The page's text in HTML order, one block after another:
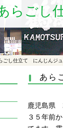
らごし
ごし仕立て にんじんジュ
あら
鹿児島県
３５年前